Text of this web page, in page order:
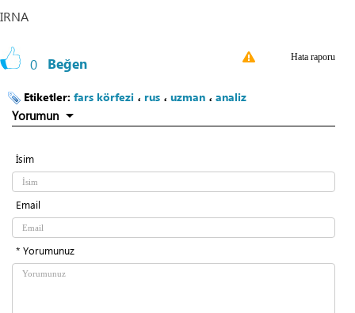
IRNA
0 Beğen Hata raporu
Etiketler: fars körfezi ، rus ، uzman ، analiz
Yorumun
İsim
Email
* Yorumunuz